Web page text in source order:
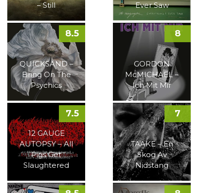
– Still
Ever Saw
QUICKSAND –
Bring On The
Psychics
8.5
GORDON
McMICHAEL –
Ich Mit Mir
8
12 GAUGE
AUTOPSY – All
Pigs Get
Slaughtered
7.5
TAAKE – En
Skog Av
Nidstang
7